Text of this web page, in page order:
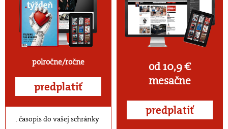
polročne/ročne
predplatiť
časopis do vašej schránky
od 10,9 €
mesačne
predplatiť